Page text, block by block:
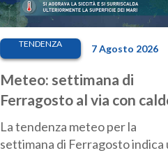
TENDENZA 7 Agosto 2026
Meteo: settimana di
Ferragosto al via con
intenso e qualche
La tendenza meteo per la
settimana di Ferragosto indica